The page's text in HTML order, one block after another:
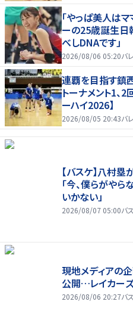
「やっぱ美人は
ーの25歳誕生日
べしDNAです」
2026/08/06 05:20バ
連覇を目指す鎮
トーナメント1、
ーハイ2026】
2026/08/05 20:43バ
【バスケ】八村
「今、僕らがや
いかない」
2026/08/07 05:00バ
現地メディアの
公開…レイカー
2026/08/06 20:27バ